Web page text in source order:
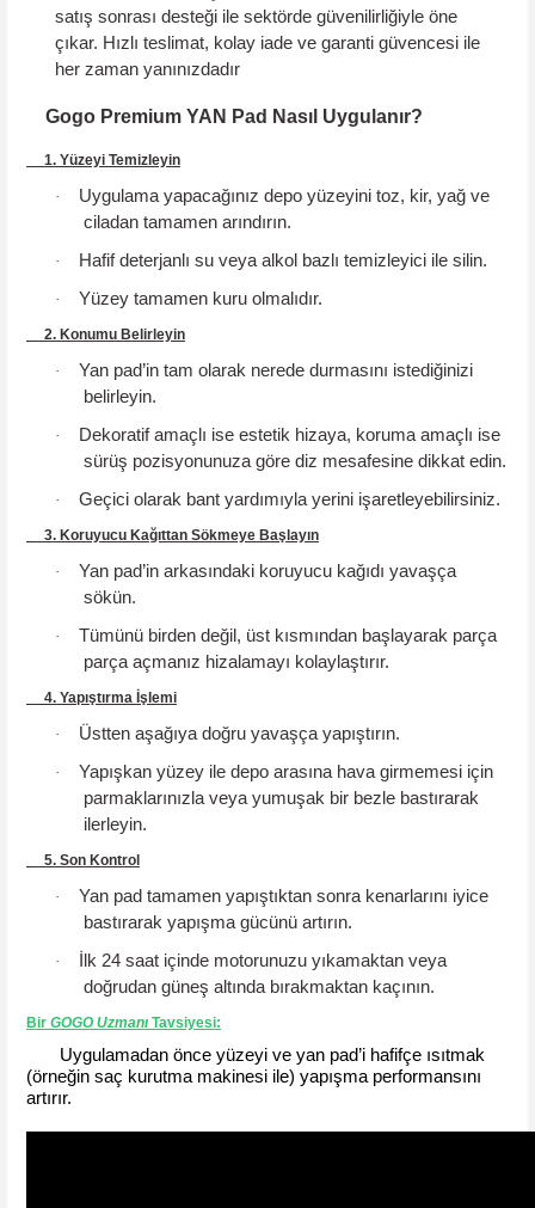
satış sonrası desteği ile sektörde güvenilirliğiyle öne
çıkar. Hızlı teslimat, kolay iade ve garanti güvencesi ile
her zaman yanınızdadır
Gogo Premium YAN Pad Nasıl Uygulanır?
1. Yüzeyi Temizleyin
·
Uygulama yapacağınız depo yüzeyini toz, kir, yağ ve
ciladan tamamen arındırın.
· Hafif deterjanlı su veya alkol bazlı temizleyici ile silin.
· Yüzey tamamen kuru olmalıdır.
2. Konumu Belirleyin
·
Yan pad’in tam olarak nerede durmasını istediğinizi
belirleyin.
·
Dekoratif amaçlı ise estetik hizaya, koruma amaçlı ise
sürüş pozisyonunuza göre diz mesafesine dikkat edin.
· Geçici olarak bant yardımıyla yerini işaretleyebilirsiniz.
3. Koruyucu Kağıttan Sökmeye Başlayın
·
Yan pad’in arkasındaki koruyucu kağıdı yavaşça
sökün.
·
Tümünü birden değil, üst kısmından başlayarak parça
parça açmanız hizalamayı kolaylaştırır.
4. Yapıştırma İşlemi
· Üstten aşağıya doğru yavaşça yapıştırın.
·
Yapışkan yüzey ile depo arasına hava girmemesi için
parmaklarınızla veya yumuşak bir bezle bastırarak
ilerleyin.
5. Son Kontrol
·
Yan pad tamamen yapıştıktan sonra kenarlarını iyice
bastırarak yapışma gücünü artırın.
·
İlk 24 saat içinde motorunuzu yıkamaktan veya
doğrudan güneş altında bırakmaktan kaçının.
Bir GOGO Uzmanı Tavsiyesi:
Uygulamadan önce yüzeyi ve yan pad’i hafifçe ısıtmak
(örneğin saç kurutma makinesi ile) yapışma performansını
artırır.